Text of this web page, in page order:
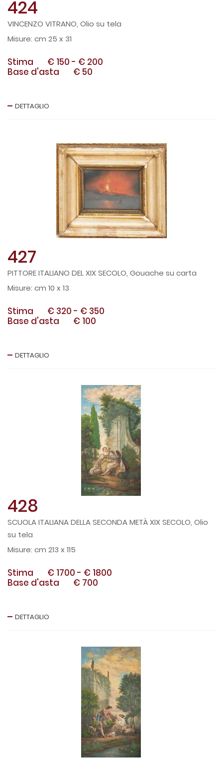
424
VINCENZO VITRANO, Olio su tela
cm 25 x 31
Stima € 150 - € 200
Base d'asta
€ 50
DETTAGLIO
427
PITTORE ITALIANO DEL XIX SECOLO, Gouache su carta
cm 10 x 13
Stima € 320 - € 350
Base d'asta
€ 100
DETTAGLIO
428
SCUOLA ITALIANA DELLA SECONDA METÀ XIX SECOLO, Olio
su tela
cm 213 x 115
Stima € 1700 - € 1800
Base d'asta
€ 700
DETTAGLIO